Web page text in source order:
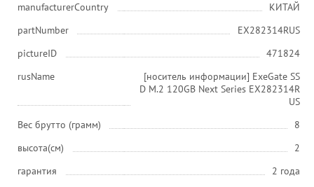
manufacturerCountry
КИТАЙ
partNumber
EX282314RUS
pictureID
471824
rusName
[носитель информации] ExeGate SS
D M.2 120GB Next Series EX282314R
US
Вес брутто (грамм)
8
высота(см)
2
гарантия
2 года